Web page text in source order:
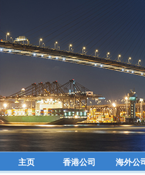
主页 香港公司 海外公